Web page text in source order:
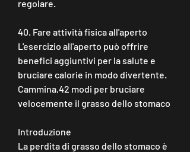
regolare.
40. Fare attività fisica all'aperto
L'esercizio all'aperto può offrire
benefici aggiuntivi per la salute e
bruciare calorie in modo divertente.
Cammina,42 modi per bruciare
velocemente il grasso dello stomaco
Introduzione
La perdita di grasso dello stomaco è